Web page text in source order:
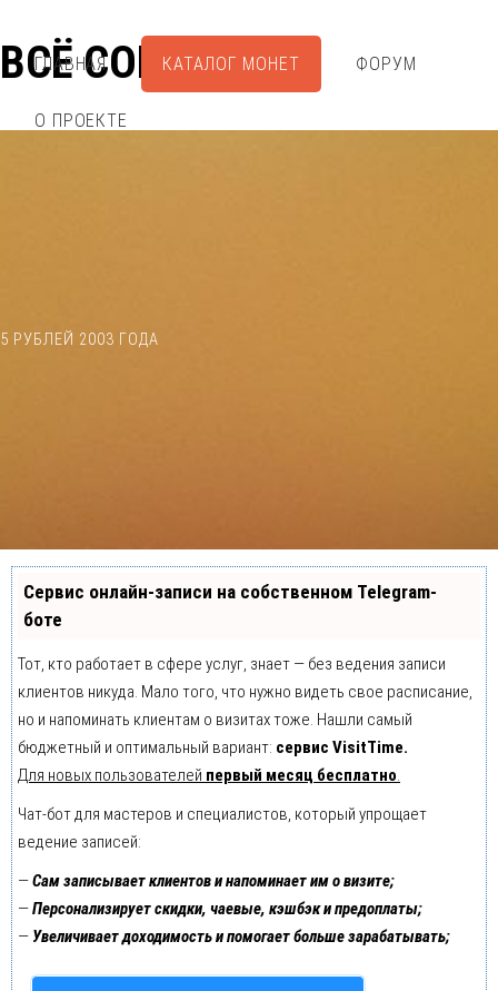
ВСЁ СОБРАЛ
ГЛАВНАЯ КАТАЛОГ МОНЕТ ФОРУМ
О ПРОЕКТЕ
5 РУБЛЕЙ 2003 ГОДА
Сервис онлайн-записи на собственном Telegram-
боте
Тот, кто работает в сфере услуг, знает — без ведения записи
клиентов никуда. Мало того, что нужно видеть свое расписание,
но и напоминать клиентам о визитах тоже. Нашли самый
бюджетный и оптимальный вариант: сервис VisitTime.
Для новых пользователей первый месяц бесплатно.
Чат-бот для мастеров и специалистов, который упрощает
ведение записей:
—Сам записывает клиентов и напоминает им о визите;
—Персонализирует скидки, чаевые, кэшбэк и предоплаты;
— Увеличивает доходимость и помогает больше зарабатывать;